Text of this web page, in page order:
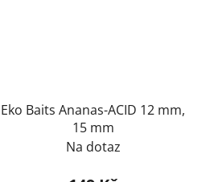
Eko Baits Ananas-ACID 12 mm,
15 mm
Na dotaz